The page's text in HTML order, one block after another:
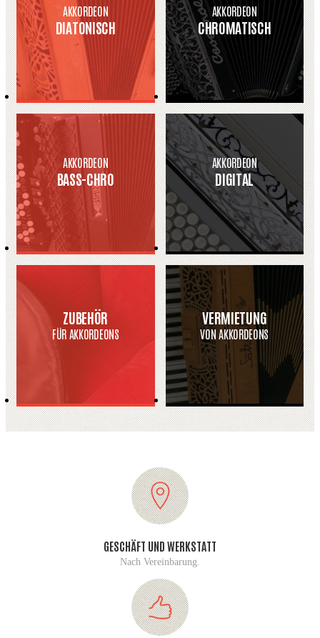
AKKORDEON
DIATONISCH
AKKORDEON
CHROMATISCH
AKKORDEON
BASS-CHRO
AKKORDEON
DIGITAL
ZUBEHÖR
FÜR AKKORDEONS
VERMIETUNG
VON AKKORDEONS
GESCHÄFT UND WERKSTATT
Nach Vereinbarung.